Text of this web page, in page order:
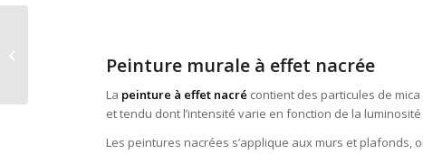
Peinture murale à effet nacrée
La peinture à effet nacré contient des particules de
et tendu dont l’intensité varie en fonction de la
Les peintures nacrées s’applique aux murs et plafonds,